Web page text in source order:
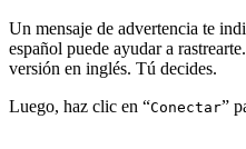
Un mensaje de advertencia te
español puede ayudar a
versión en inglés. Tú decides.
Luego, haz clic en “Conectar”